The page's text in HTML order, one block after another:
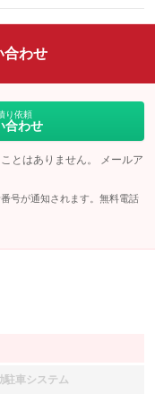
合わせ
り依頼
合わせ
とはありません。 メールア
号が通知されます。無料電話
駐車システム
備なし